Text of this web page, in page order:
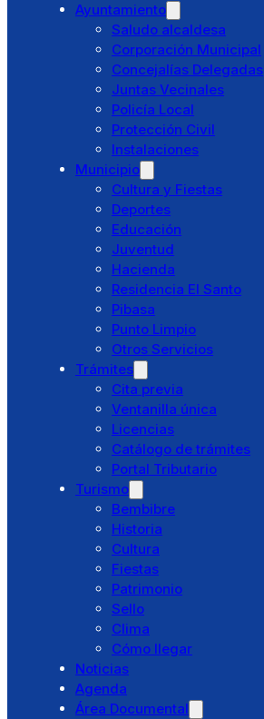
Cultura y Fiestas
Deportes
Educación
Juventud
Hacienda
Residencia El Santo
Pibasa
Punto Limpio
Otros Servicios
Trámites
Cita previa
Ventanilla única
Licencias
Catálogo de trámites
Portal Tributario
Turismo
Bembibre
Historia
Cultura
Fiestas
Patrimonio
Sello
Clima
Cómo llegar
Noticias
Agenda
Área Documental
Perfil del contratante
Empleo público
Ordenanzas
Padrones fiscales
Anuncios
Bando Municipal
Directorio
Preguntas Frecuentes
Ayuntamiento
Saludo alcaldesa
Corporación Municipal
Concejalías Delegadas
Juntas Vecinales
Policía Local
Protección Civil
Instalaciones
Municipio
Cultura y Fiestas
Deportes
Educación
Juventud
Hacienda
Residencia El Santo
Pibasa
Punto Limpio
Otros Servicios
Trámites
Cita previa
Ventanilla única
Licencias
Catálogo de trámites
Portal Tributario
Turismo
Bembibre
Historia
Cultura
Fiestas
Patrimonio
Sello
Clima
Cómo llegar
Noticias
Agenda
Área Documental